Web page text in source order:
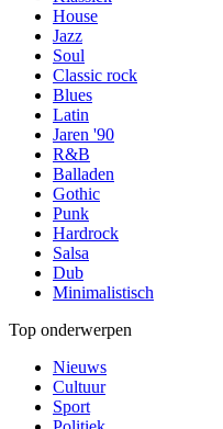
House
Jazz
Soul
Classic rock
Blues
Latin
Jaren '90
R&B
Balladen
Gothic
Punk
Hardrock
Salsa
Dub
Minimalistisch
Top onderwerpen
Nieuws
Cultuur
Sport